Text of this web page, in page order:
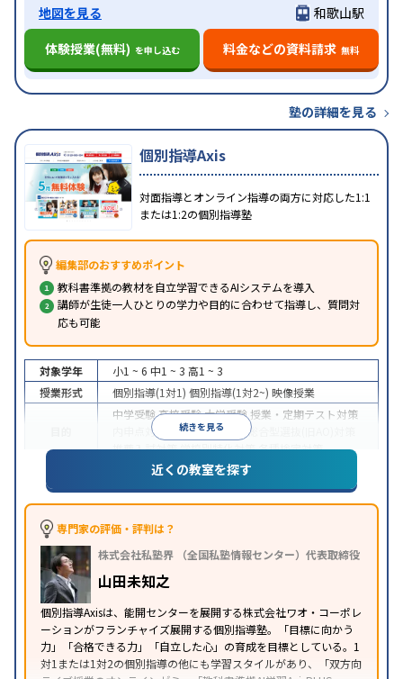
地図を見る
和歌山駅
体験授業(無料) を申し込む 料金などの資料請求 無料
塾の詳細を見る
個別指導Axis
対面指導とオンライン指導の両方に対応した1:1
または1:2の個別指導塾
編集部のおすすめポイント
教科書準拠の教材を自立学習できるAIシステムを導入
講師が生徒一人ひとりの学力や目的に合わせて指導し、質問対
応も可能
続きを見る
対象学年 小1 ~ 6 中1 ~ 3 高1 ~ 3
授業形式
個別指導(1対1) 個別指導(1対2~) 映像授業
中学受験高校受験大学受験 授業・定期テスト対策
内申点対策
学習習慣の定着
総合型選抜(旧AO)対策
推薦入試対策学校別特化対策各種検定対策
特徴
授業の振替可能学習にPC・タブレットを利用
ライン対応1科目から受講可能季節講習のみの受講
可
※2023年3月調査。小学校高学年の個別指導塾アンケート調査方法
近くの教室を探す
専門家の評価・評判は？
株式会社私塾界 （全国私塾情報センター）代表取締役
山田未知之
個別指導Axisは、能開センターを展開する株式会社ワオ・コーポレ
ーションがフランチャイズ展開する個別指導塾。「目標に向かう
力」「合格できる力」「自立した心」の育成を目標としている。1
対1または1対2の個別指導の他にも学習スタイルがあり、「双方向